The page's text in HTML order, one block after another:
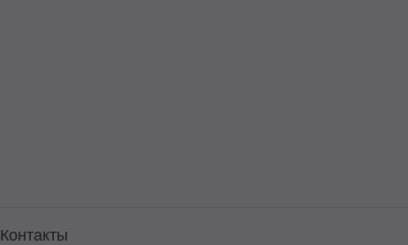
Контакты